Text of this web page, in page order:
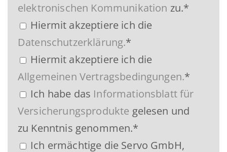
elektronischen Kommunikation zu.*
Hiermit akzeptiere ich die
Datenschutzerklärung.*
Hiermit akzeptiere ich die
Allgemeinen Vertragsbedingungen.*
Ich habe das Informationsblatt für
Versicherungsprodukte gelesen und
zu Kenntnis genommen.*
Ich ermächtige die Servo GmbH,